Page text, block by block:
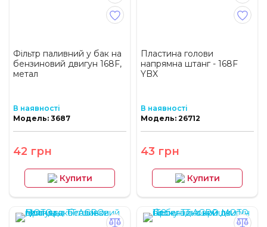
Фільтр паливний у бак на
бензиновий двигун 168F,
метал
В наявності
Модель: 3687
42 грн
Купити
Пластина голови
напрямна штанг - 168F
YBX
В наявності
Модель: 26712
43 грн
Купити